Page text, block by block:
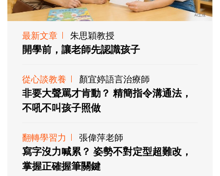
最新文章 朱思穎教授
開學前，讓老師先認識孩子
從心談教養 顏宜婷語言治療師
非要大聲罵才肯動？ 精簡指令溝通法，
不吼不叫孩子照做
翻轉學習力 張偉萍老師
寫字沒力喊累？ 姿勢不對定型超難改，
掌握正確握筆關鍵